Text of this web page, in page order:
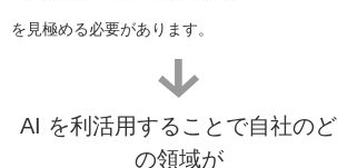
を見極める必要があります。
AI を利活用することで自社のど
の領域が